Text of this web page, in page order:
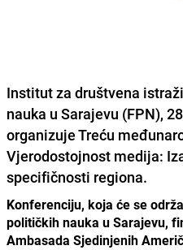
Institut za društvena
nauka u Sarajevu (FPN),
organizuje Treću
Vjerodostojnost medija:
specifičnosti regiona.
Konferenciju, koja će se
političkih nauka u Sarajevu,
Ambasada Sjedinjenih